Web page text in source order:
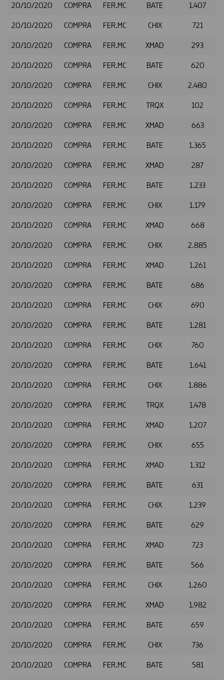
20/10/2020 COMPRA FER.MC BATE 1.407
20/10/2020 COMPRA FER.MC CHIX 721
20/10/2020 COMPRA FER.MC XMAD 293
20/10/2020 COMPRA FER.MC BATE 620
20/10/2020 COMPRA FER.MC CHIX 2.480
20/10/2020 COMPRA FER.MC TRQX 102
20/10/2020 COMPRA FER.MC XMAD 663
20/10/2020 COMPRA FER.MC BATE 1.365
20/10/2020 COMPRA FER.MC XMAD 287
20/10/2020 COMPRA FER.MC BATE 1.233
20/10/2020 COMPRA FER.MC CHIX 1.179
20/10/2020 COMPRA FER.MC XMAD 668
20/10/2020 COMPRA FER.MC CHIX 2.885
20/10/2020 COMPRA FER.MC XMAD 1.261
20/10/2020 COMPRA FER.MC BATE 686
20/10/2020 COMPRA FER.MC CHIX 690
20/10/2020 COMPRA FER.MC BATE 1.281
20/10/2020 COMPRA FER.MC CHIX 760
20/10/2020 COMPRA FER.MC BATE 1.641
20/10/2020 COMPRA FER.MC CHIX 1.886
20/10/2020 COMPRA FER.MC TRQX 1.478
20/10/2020 COMPRA FER.MC XMAD 1.207
20/10/2020 COMPRA FER.MC CHIX 655
20/10/2020 COMPRA FER.MC XMAD 1.312
20/10/2020 COMPRA FER.MC BATE 631
20/10/2020 COMPRA FER.MC CHIX 1.239
20/10/2020 COMPRA FER.MC BATE 629
20/10/2020 COMPRA FER.MC XMAD 723
20/10/2020 COMPRA FER.MC BATE 566
20/10/2020 COMPRA FER.MC CHIX 1.260
20/10/2020 COMPRA FER.MC XMAD 1.982
20/10/2020 COMPRA FER.MC BATE 659
20/10/2020 COMPRA FER.MC CHIX 736
20/10/2020 COMPRA FER.MC BATE 581